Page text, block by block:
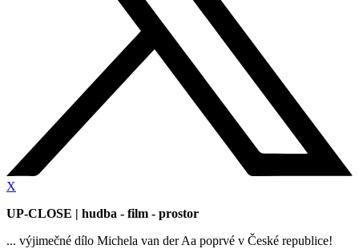
X
UP-CLOSE | hudba - film - prostor
... výjimečné dílo Michela van der Aa poprvé v České republice!